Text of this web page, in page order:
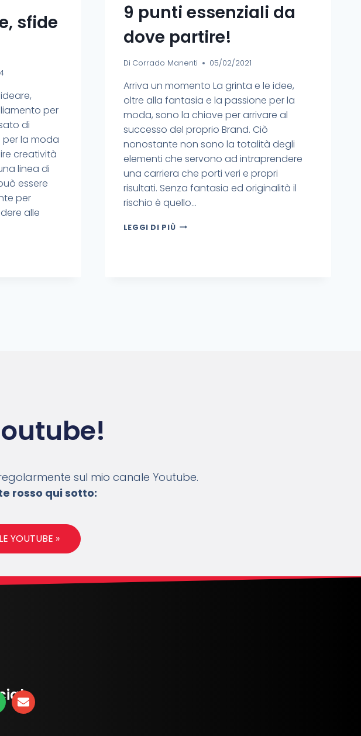
sfide
per
di
la moda
creatività
linea di
essere
per
alle
9 punti essenziali da
dove partire!
Di Corrado Manenti 05/02/2021
Arriva un momento La grinta e le idee,
oltre alla fantasia e la passione per la
moda, sono la chiave per arrivare al
successo del proprio Brand. Ciò
nonostante non sono la totalità degli
elementi che servono ad intraprendere
una carriera che porti veri e propri
risultati. Senza fantasia ed originalità il
rischio è quello…
LEGGI DI PIÙ
sul mio canale Youtube.
rosso qui sotto:
YOUTUBE »